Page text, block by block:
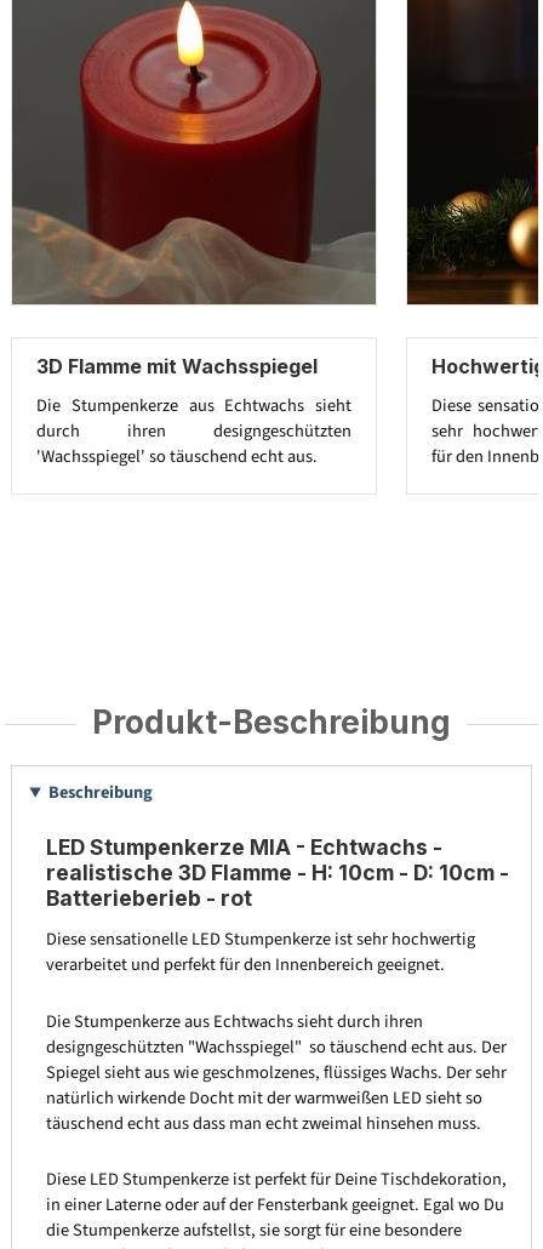
3D Flamme mit Wachsspiegel
Die Stumpenkerze aus Echtwachs sieht
durch ihren designgeschützten
'Wachsspiegel' so täuschend echt aus.
Diese
sehr
für den
Produkt-Beschreibung
Beschreibung
LED Stumpenkerze MIA - Echtwachs -
realistische 3D Flamme - H: 10cm - D: 10cm -
Batterieberieb - rot
Diese sensationelle LED Stumpenkerze ist sehr hochwertig
verarbeitet und perfekt für den Innenbereich geeignet.
Die Stumpenkerze aus Echtwachs sieht durch ihren
designgeschützten "Wachsspiegel" so täuschend echt aus. Der
Spiegel sieht aus wie geschmolzenes, flüssiges Wachs. Der sehr
natürlich wirkende Docht mit der warmweißen LED sieht so
täuschend echt aus dass man echt zweimal hinsehen muss.
Diese LED Stumpenkerze ist perfekt für Deine Tischdekoration,
in einer Laterne oder auf der Fensterbank geeignet. Egal wo Du
die Stumpenkerze aufstellst, sie sorgt für eine besondere